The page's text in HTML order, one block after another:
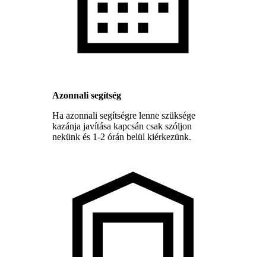
Azonnali segítség
Ha azonnali segítségre lenne szüksége
kazánja javítása kapcsán csak szóljon
nekünk és 1-2 órán belül kiérkezünk.